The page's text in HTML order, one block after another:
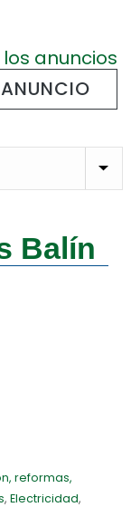
avanzada
anuncios
Balín
reformas,
, Electricidad,